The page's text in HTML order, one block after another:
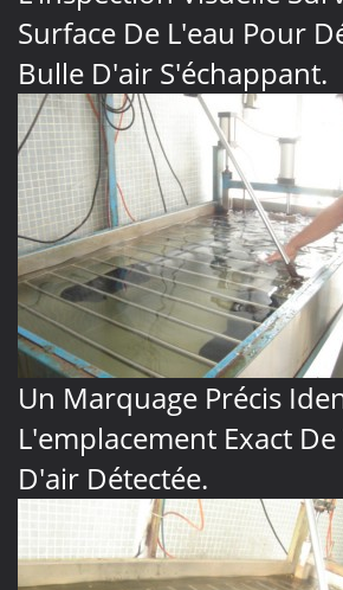
Surface De L'eau Pour
Bulle D'air S'échappant.
Un Marquage Précis
L'emplacement Exact
D'air Détectée.